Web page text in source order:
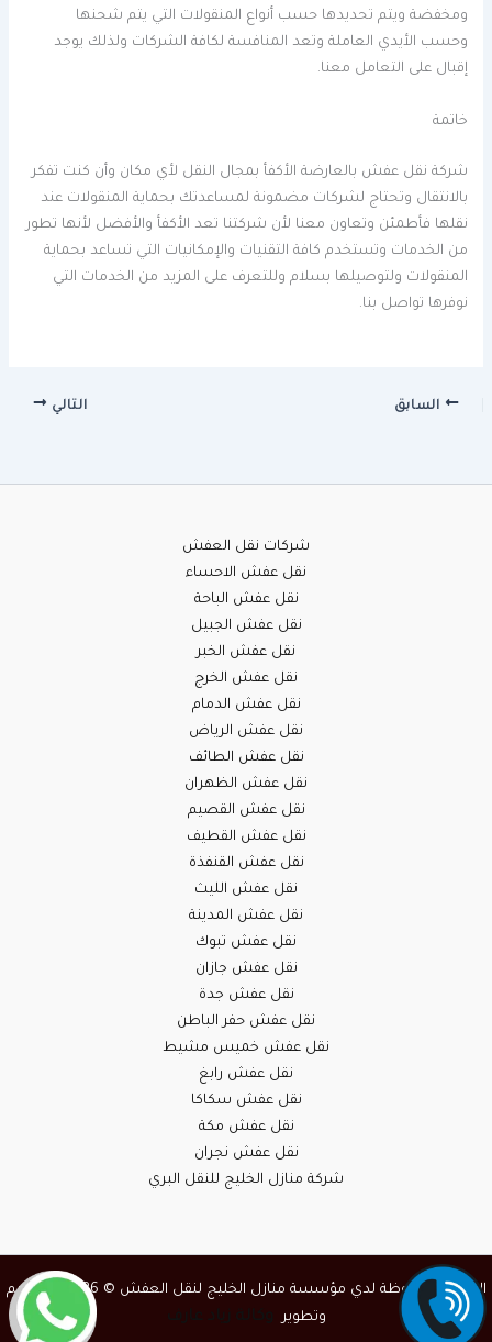
ومخفضة ويتم تحديدها حسب أنواع المنقولات التي يتم شحنها
وحسب الأيدي العاملة وتعد المنافسة لكافة الشركات ولذلك يوجد
إقبال على التعامل معنا.
خاتمة
شركة نقل عفش بالعارضة الأكفأ بمجال النقل لأي مكان وأن كنت تفكر
بالانتقال وتحتاج لشركات مضمونة لمساعدتك بحماية المنقولات عند
نقلها فأطمئن وتعاون معنا لأن شركتنا تعد الأكفأ والأفضل لأنها تطور
من الخدمات وتستخدم كافة التقنيات والإمكانيات التي تساعد بحماية
المنقولات ولتوصيلها بسلام وللتعرف على المزيد من الخدمات التي
نوفرها تواصل بنا.
السابق التالي
شركات نقل العفش
نقل عفش الاحساء
نقل عفش الباحة
نقل عفش الجبيل
نقل عفش الخبر
نقل عفش الخرج
نقل عفش الدمام
نقل عفش الرياض
نقل عفش الطائف
نقل عفش الظهران
نقل عفش القصيم
نقل عفش القطيف
نقل عفش القنفذة
نقل عفش الليث
نقل عفش المدينة
نقل عفش تبوك
نقل عفش جازان
نقل عفش جدة
نقل عفش حفر الباطن
نقل عفش خميس مشيط
نقل عفش رابغ
نقل عفش سكاكا
نقل عفش مكة
نقل عفش نجران
شركة منازل الخليج للنقل البري
الحقوق محفوظة لدي مؤسسة منازل الخليج لنقل العفش © 2026 | تصميم
وتطوير